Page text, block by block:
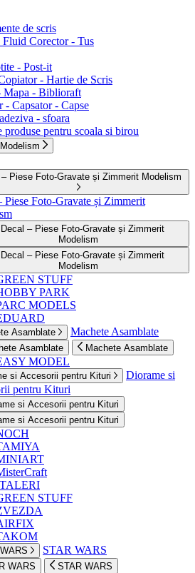
de scris
Corector - Tus
- Post-it
- Hartie de Scris
Mapa - Biblioraft
- Capsator - Capse
- sfoara
produse pentru scoala si birou
Modelism
– Piese Foto-Gravate și Zimmerit Modelism
Piese Foto-Gravate și Zimmerit
Modelism
Modelism
STUFF
PARK
MODELS
Asamblate Machete Asamblate
Asamblate Machete Asamblate
MODEL
si Accesorii pentru Kituri
Diorame si
pentru Kituri
si Accesorii pentru Kituri
si Accesorii pentru Kituri
STUFF
STAR WARS
WARS STAR WARS